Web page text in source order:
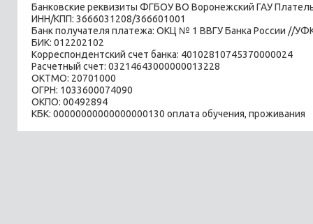
Банковские реквизиты ФГБОУ ВО Воронежский ГАУ
ИНН/КПП: 3666031208/366601001
Банк получателя платежа: ОКЦ № 1 ВВГУ Банка России //
БИК: 012202102
Корреспондентский счет банка: 40102810745370000024
Расчетный счет: 03214643000000013228
ОКТМО: 20701000
ОГРН: 1033600074090
ОКПО: 00492894
КБК: 00000000000000000130 оплата обучения, проживания